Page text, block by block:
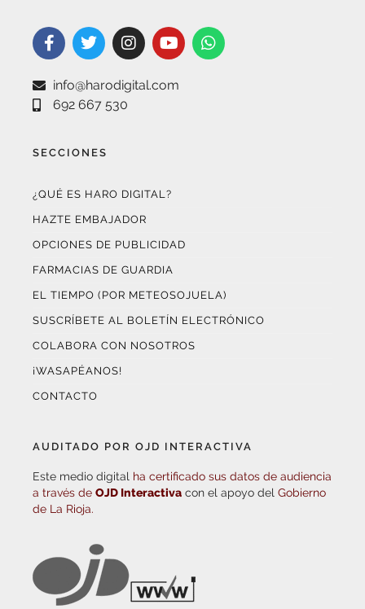
info@harodigital.com
692 667 530
SECCIONES
¿QUÉ ES HARO DIGITAL?
HAZTE EMBAJADOR
OPCIONES DE PUBLICIDAD
FARMACIAS DE GUARDIA
EL TIEMPO (POR METEOSOJUELA)
SUSCRÍBETE AL BOLETÍN ELECTRÓNICO
COLABORA CON NOSOTROS
¡WASAPÉANOS!
CONTACTO
AUDITADO POR OJD INTERACTIVA
Este medio digital ha certificado sus datos de audiencia
a través de OJD Interactiva con el apoyo del Gobierno
de La Rioja.